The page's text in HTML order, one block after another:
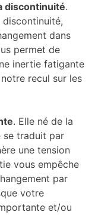
discontinuité.
discontinuité,
dans
permet de
inertie fatigante
recul sur les
. Elle né de la
se traduit par
une tension
vous empêche
par
votre
et/ou